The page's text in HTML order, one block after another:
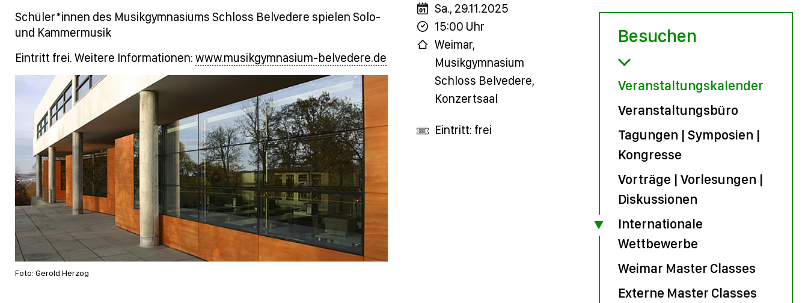
Schüler*innen des Musikgymnasiums Schloss Belvedere spielen Solo-
und Kammermusik
Eintritt frei. Weitere Informationen: www.musikgymnasium-belvedere.de
Foto: Gerold Herzog
Sa., 29.11.2025
15:00 Uhr
Weimar,
Musikgymnasium
Schloss Belvedere,
Konzertsaal
Eintritt: frei
Besuchen
Veranstaltungskalender
Veranstaltungsbüro
Tagungen | Symposien |
Kongresse
Vorträge | Vorlesungen |
Diskussionen
Internationale
Wettbewerbe
Weimar Master Classes
Externe Master Classes